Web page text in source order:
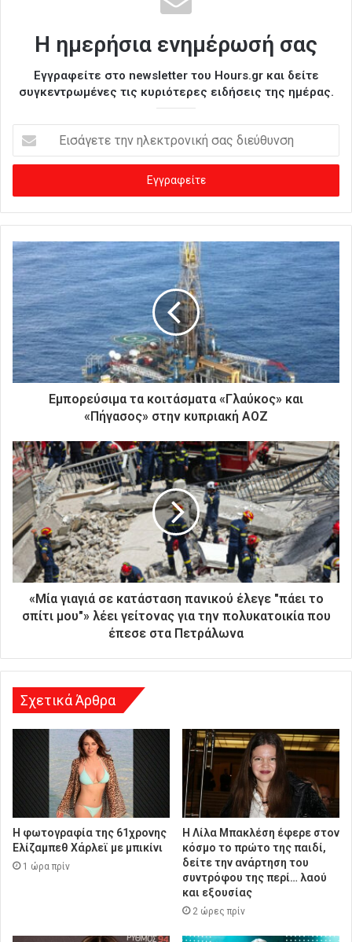
Η ημερήσια ενημέρωσή σας
Εγγραφείτε στο newsletter του Hours.gr και δείτε
συγκεντρωμένες τις κυριότερες ειδήσεις της ημέρας.
σ
γ
ε
ε
η
ν
η
λ
ε
κ
τ
ι
κ
ή
σ
α
ς
δ
ι
ε
σ
Εμπορεύσιμα τα κοιτάσματα «Γλαύκος» και
«Πήγασος» στην κυπριακή ΑΟΖ
«Μία γιαγιά σε κατάσταση πανικού έλεγε "πάει το
σπίτι μου"» λέει γείτονας για την πολυκατοικία που
έπεσε στα Πετράλωνα
Σχετικά Άρθρα
Η φωτογραφία της 61χρονης
Ελίζαμπεθ Χάρλεϊ με μπικίνι
1 ώρα πρίν
Η Λίλα Μπακλέση έφερε στον
κόσμο το πρώτο της παιδί,
δείτε την ανάρτηση του
συντρόφου της περί… λαού
και εξουσίας
2 ώρες πρίν